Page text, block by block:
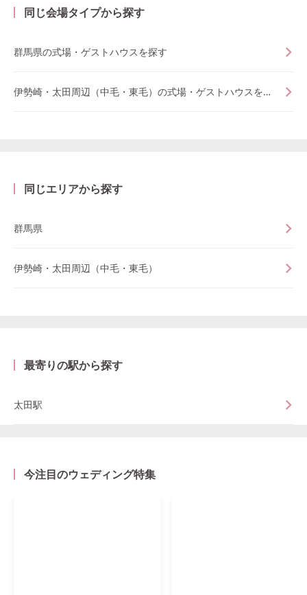
同じ会場タイプから探す
群馬県の式場・ゲストハウスを探す
伊勢崎・太田周辺（中毛・東毛）の式場・ゲストハウスを探す
同じエリアから探す
群馬県
伊勢崎・太田周辺（中毛・東毛）
最寄りの駅から探す
太田駅
今注目のウェディング特集